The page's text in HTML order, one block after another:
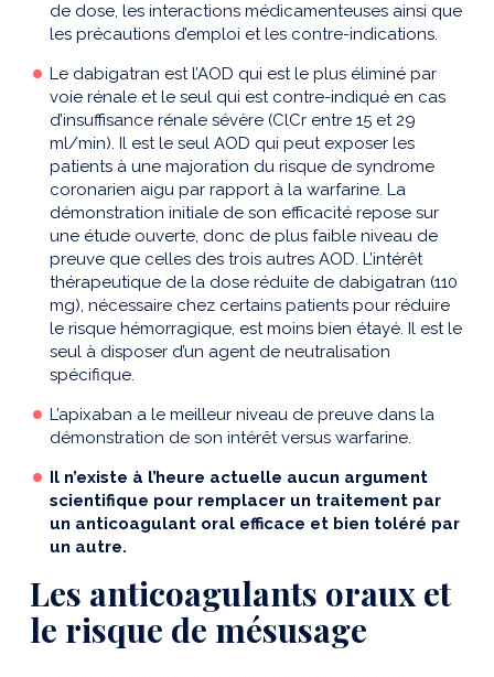
de dose, les interactions médicamenteuses ainsi que
les précautions d’emploi et les contre-indications.
Le dabigatran est l’AOD qui est le plus éliminé par
voie rénale et le seul qui est contre-indiqué en cas
d’insuffisance rénale sévère (ClCr entre 15 et 29
ml/min). Il est le seul AOD qui peut exposer les
patients à une majoration du risque de syndrome
coronarien aigu par rapport à la warfarine. La
démonstration initiale de son efficacité repose sur
une étude ouverte, donc de plus faible niveau de
preuve que celles des trois autres AOD. L’intérêt
thérapeutique de la dose réduite de dabigatran (110
mg), nécessaire chez certains patients pour réduire
le risque hémorragique, est moins bien étayé. Il est le
seul à disposer d’un agent de neutralisation
spécifique.
L’apixaban a le meilleur niveau de preuve dans la
démonstration de son intérêt versus warfarine.
Il n’existe à l’heure actuelle aucun argument
scientifique pour remplacer un traitement par
un anticoagulant oral efficace et bien toléré par
un autre.
Les anticoagulants oraux et
le risque de mésusage